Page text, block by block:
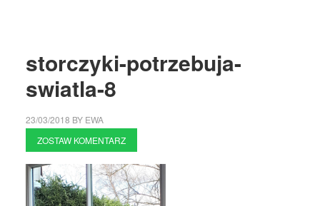
storczyki-potrzebuja-
swiatla-8
23/03/2018 BY EWA
ZOSTAW KOMENTARZ